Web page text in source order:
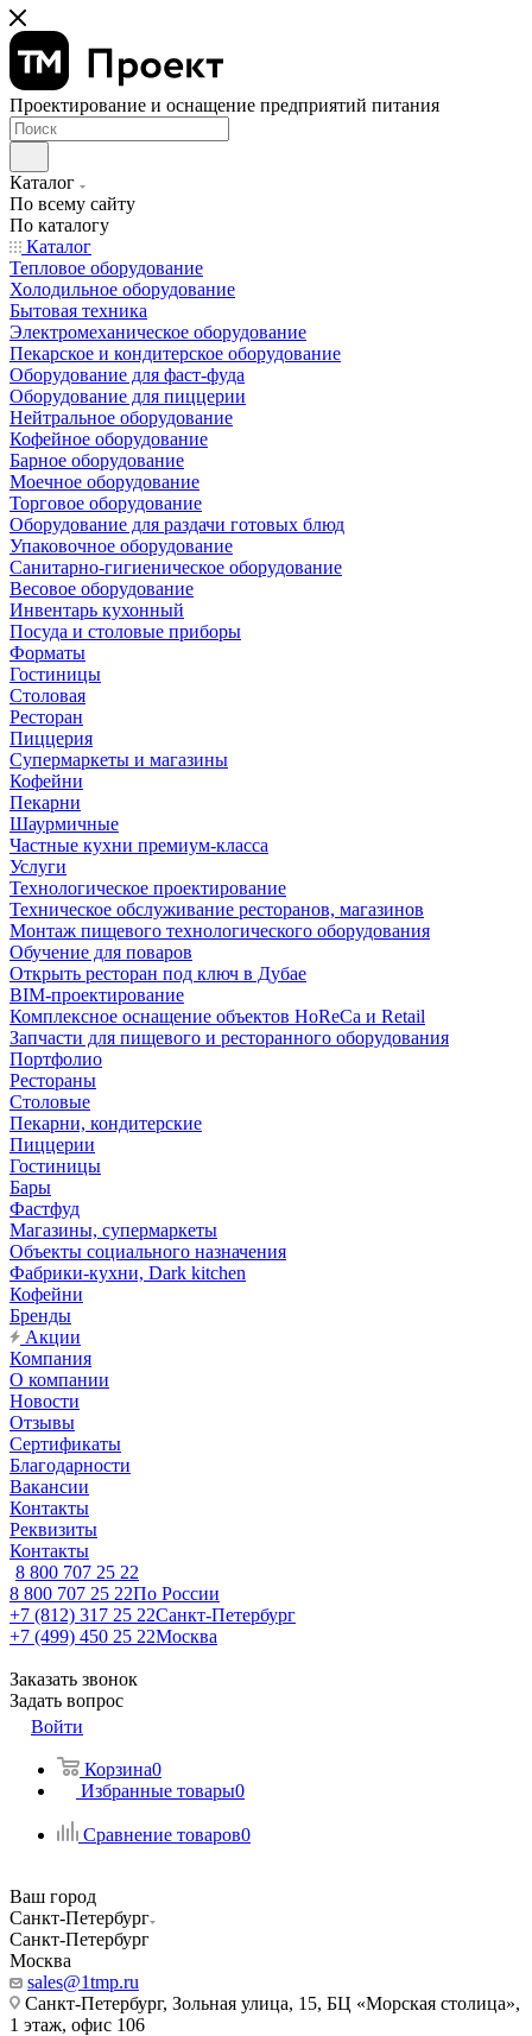
Проектирование и оснащение предприятий питания
Каталог
По всему сайту
По каталогу
Каталог
Тепловое оборудование
Холодильное оборудование
Бытовая техника
Электромеханическое оборудование
Пекарское и кондитерское оборудование
Оборудование для фаст-фуда
Оборудование для пиццерии
Нейтральное оборудование
Кофейное оборудование
Барное оборудование
Моечное оборудование
Торговое оборудование
Оборудование для раздачи готовых блюд
Упаковочное оборудование
Санитарно-гигиеническое оборудование
Весовое оборудование
Инвентарь кухонный
Посуда и столовые приборы
Форматы
Гостиницы
Столовая
Ресторан
Пиццерия
Супермаркеты и магазины
Кофейни
Пекарни
Шаурмичные
Частные кухни премиум-класса
Услуги
Технологическое проектирование
Техническое обслуживание ресторанов, магазинов
Монтаж пищевого технологического оборудования
Обучение для поваров
Открыть ресторан под ключ в Дубае
BIM-проектирование
Комплексное оснащение объектов HoReCa и Retail
Запчасти для пищевого и ресторанного оборудования
Портфолио
Рестораны
Столовые
Пекарни, кондитерские
Пиццерии
Гостиницы
Бары
Фастфуд
Магазины, супермаркеты
Объекты социального назначения
Фабрики-кухни, Dark kitchen
Кофейни
Бренды
Акции
Компания
О компании
Новости
Отзывы
Сертификаты
Благодарности
Вакансии
Контакты
Реквизиты
Контакты
8 800 707 25 22
8 800 707 25 22По России
+7 (812) 317 25 22Санкт-Петербург
+7 (499) 450 25 22Москва
Заказать звонок
Задать вопрос
Войти
Корзина0
Избранные товары0
Сравнение товаров0
Ваш город
Санкт-Петербург
Санкт-Петербург
Москва
sales@1tmp.ru
Санкт-Петербург, Зольная улица, 15, БЦ «Морская столица»,
1 этаж, офис 106